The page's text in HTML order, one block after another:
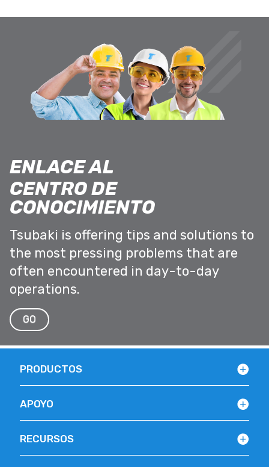
ENLACE AL
CENTRO DE
CONOCIMIENTO
Tsubaki is offering tips and solutions to
the most pressing problems that are
often encountered in day-to-day
operations.
GO
PRODUCTOS
APOYO
RECURSOS